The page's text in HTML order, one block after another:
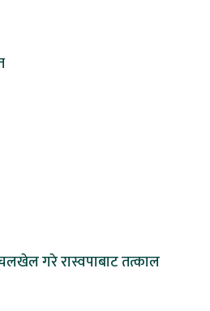
गरे रास्वपाबाट तत्काल